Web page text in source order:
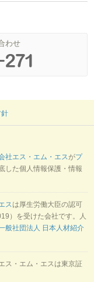
わせ
社エス・エム・エスがプ
した個人情報保護・情報
ス は厚生労働大臣の認可
）を受けた会社です。人
般社団法人 日本人材紹介
ス・エム・エスは東京証